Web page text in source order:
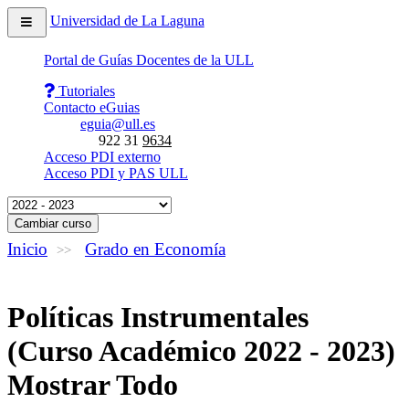
Desplegar
menú
aplicación
Universidad de La Laguna
Portal de Guías Docentes de la ULL
Tutoriales
Contacto eGuias
eguia@ull.es
922 31 9634
Acceso PDI externo
Acceso PDI y PAS ULL
Cambiar curso
Inicio >> Grado en Economía
Políticas Instrumentales
(Curso Académico 2022 - 2023)
Mostrar Todo